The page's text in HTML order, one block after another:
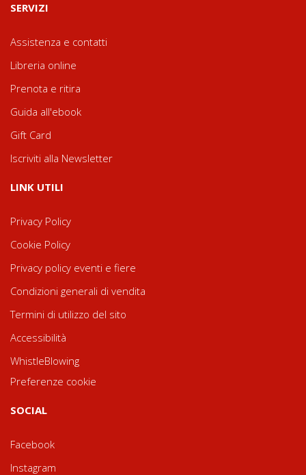
SERVIZI
Assistenza e contatti
Libreria online
Prenota e ritira
Guida all'ebook
Gift Card
Iscriviti alla Newsletter
LINK UTILI
Privacy Policy
Cookie Policy
Privacy policy eventi e fiere
Condizioni generali di vendita
Termini di utilizzo del sito
Accessibilità
WhistleBlowing
Preferenze cookie
SOCIAL
Facebook
Instagram